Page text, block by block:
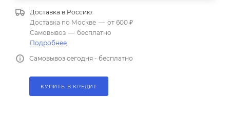
Доставка в Россию
Доставка по Москве — от 600 ₽
Самовывоз — бесплатно
Подробнее
Самовывоз сегодня - бесплатно
КУПИТЬ В КРЕДИТ